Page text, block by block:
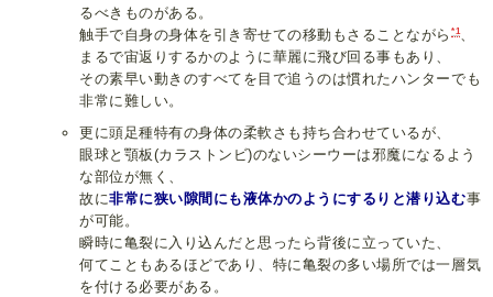
るべきものがある。
触手で自身の身体を引き寄せての移動もさることながら *1、
まるで宙返りするかのように華麗に飛び回る事もあり、
その素早い動きのすべてを目で追うのは慣れたハンターでも
非常に難しい。
更に頭足種特有の身体の柔軟さも持ち合わせているが、
眼球と顎板(カラストンビ)のないシーウーは邪魔になるよう
な部位が無く、
故に非常に狭い隙間にも液体かのようにするりと潜り込む事
が可能。
瞬時に亀裂に入り込んだと思ったら背後に立っていた、
何てこともあるほどであり、特に亀裂の多い場所では一層気
を付ける必要がある。